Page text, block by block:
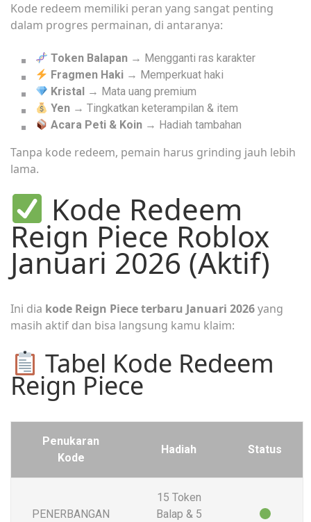
Kode redeem memiliki peran yang sangat penting
dalam progres permainan, di antaranya:
Token Balapan → Mengganti ras karakter
Fragmen Haki → Memperkuat haki
Kristal → Mata uang premium
Yen → Tingkatkan keterampilan & item
Acara Peti & Koin → Hadiah tambahan
Tanpa kode redeem, pemain harus grinding jauh lebih
lama.
Kode Redeem
Reign Piece Roblox
Januari 2026 (Aktif)
Ini dia kode Reign Piece terbaru Januari 2026yang
masih aktif dan bisa langsung kamu klaim:
Tabel Kode Redeem
Reign Piece
Penukaran
Kode
Hadiah Status
PENERBANGAN
15 Token
Balap & 5